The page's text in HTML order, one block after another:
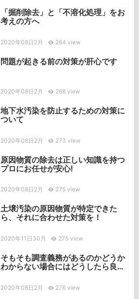
「掘削除去」と「不溶化処理」をお
考えの方へ
2020年08日2月 264 view
問題が起きる前の対策が肝心です
2020年08日2月 268 view
地下水汚染を防止するための対策に
ついて
2020年08日2月 273 view
原因物質の除去は正しい知識を持つ
プロにお任せが安心!
2020年08日2月 275 view
土壌汚染の原因物質が特定できた
ら、それに合わせた対策を！
2020年11日30月 275 view
そもそも調査義務があるのかどうか
わからない場合にはどうしたら良
2020年08日2月 276 view